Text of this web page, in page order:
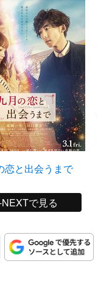
恋と出会うまで
で見る